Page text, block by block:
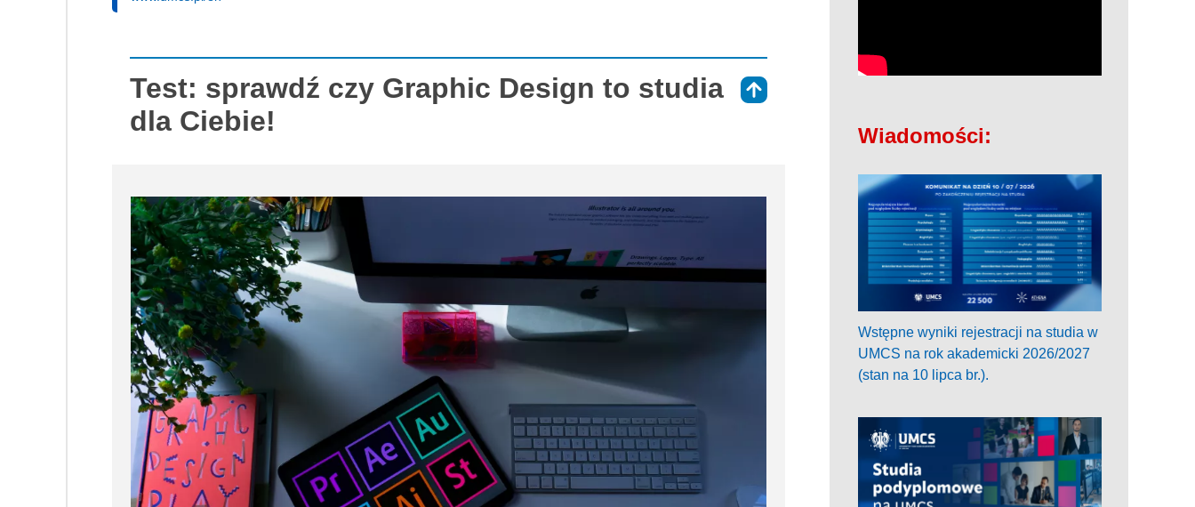
Test: sprawdź czy Graphic Design to studia
dla Ciebie!
Wiadomości:
Wstępne wyniki rejestracji na studia w
UMCS na rok akademicki 2026/2027
(stan na 10 lipca br.).